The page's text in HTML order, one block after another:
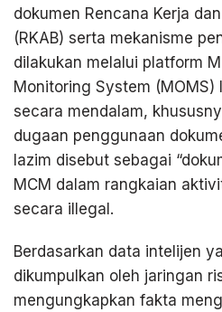
dokumen Rencana Kerja
(RKAB) serta mekanisme
dilakukan melalui platform
Monitoring System
secara mendalam,
dugaan penggunaan
lazim disebut sebagai
MCM dalam rangkaian
secara illegal.
Berdasarkan data intelijen
dikumpulkan oleh jaringan
mengungkapkan fakta